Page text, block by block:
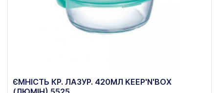
ЄМНІСТЬ КР. ЛАЗУР. 420МЛ KEEP'N'BOX